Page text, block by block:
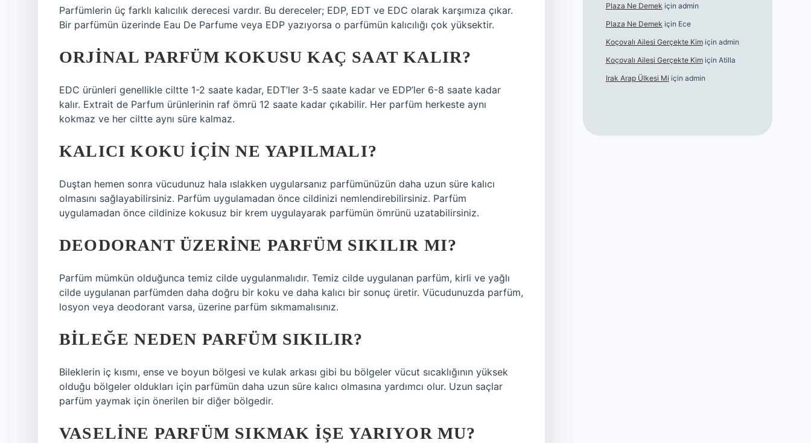
Parfümlerin üç farklı kalıcılık derecesi vardır. Bu dereceler; EDP, EDT ve EDC olarak karşımıza çıkar.
Bir parfümün üzerinde Eau De Parfume veya EDP yazıyorsa o parfümün kalıcılığı çok yüksektir.
ORJINAL PARFÜM KOKUSU KAÇ SAAT KALIR?
EDC ürünleri genellikle ciltte 1-2 saate kadar, EDT’ler 3-5 saate kadar ve EDP’ler 6-8 saate kadar
kalır. Extrait de Parfum ürünlerinin raf ömrü 12 saate kadar çıkabilir. Her parfüm herkeste aynı
kokmaz ve her ciltte aynı süre kalmaz.
KALICI KOKU IÇIN NE YAPILMALI?
Duştan hemen sonra vücudunuz hala ıslakken uygularsanız parfümünüzün daha uzun süre kalıcı
olmasını sağlayabilirsiniz. Parfüm uygulamadan önce cildinizi nemlendirebilirsiniz. Parfüm
uygulamadan önce cildinize kokusuz bir krem ​​uygulayarak parfümün ömrünü uzatabilirsiniz.
DEODORANT ÜZERINE PARFÜM SIKILIR MI?
Parfüm mümkün olduğunca temiz cilde uygulanmalıdır. Temiz cilde uygulanan parfüm, kirli ve yağlı
cilde uygulanan parfümden daha doğru bir koku ve daha kalıcı bir sonuç üretir. Vücudunuzda parfüm,
losyon veya deodorant varsa, üzerine parfüm sıkmamalısınız.
BILEĞE NEDEN PARFÜM SIKILIR?
Bileklerin iç kısmı, ense ve boyun bölgesi ve kulak arkası gibi bu bölgeler vücut sıcaklığının yüksek
olduğu bölgeler oldukları için parfümün daha uzun süre kalıcı olmasına yardımcı olur. Uzun saçlar
parfüm yaymak için önerilen bir diğer bölgedir.
VASELINE PARFÜM SIKMAK IŞE YARIYOR MU?
Plaza Ne Demek için admin
Plaza Ne Demek için Ece
Koçovalı Ailesi Gerçekte Kimiçin admin
Koçovalı Ailesi Gerçekte Kimiçin Atilla
Irak Arap Ülkesi Mi için admin